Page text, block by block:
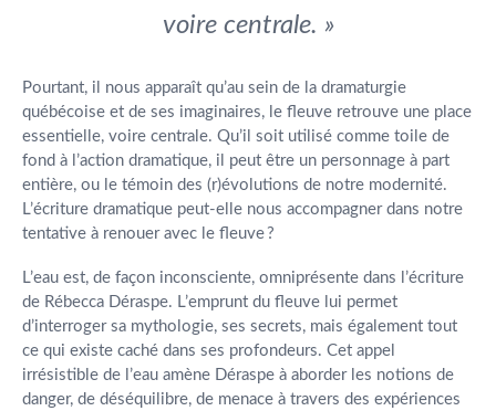
voire centrale. »
Pourtant, il nous apparaît qu’au sein de la dramaturgie
québécoise et de ses imaginaires, le fleuve retrouve une place
essentielle, voire centrale. Qu’il soit utilisé comme toile de
fond à l’action dramatique, il peut être un personnage à part
entière, ou le témoin des (r)évolutions de notre modernité.
L’écriture dramatique peut-elle nous accompagner dans notre
tentative à renouer avec le fleuve ?
L’eau est, de façon inconsciente, omniprésente dans l’écriture
de Rébecca Déraspe. L’emprunt du fleuve lui permet
d’interroger sa mythologie, ses secrets, mais également tout
ce qui existe caché dans ses profondeurs. Cet appel
irrésistible de l’eau amène Déraspe à aborder les notions de
danger, de déséquilibre, de menace à travers des expériences